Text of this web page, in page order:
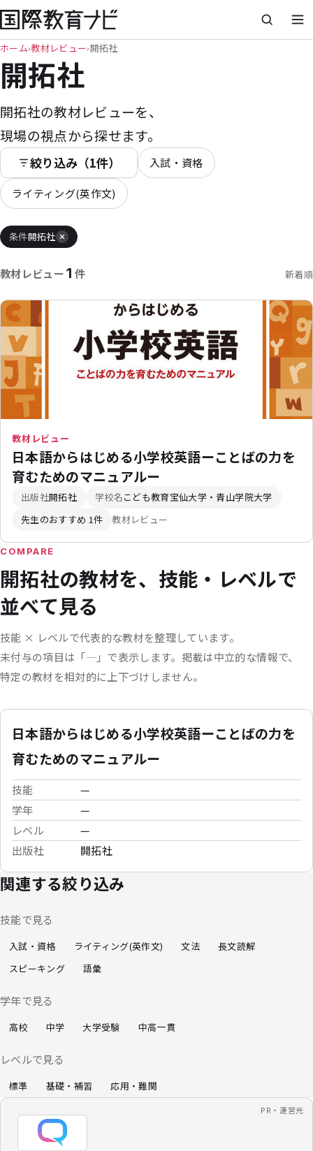
ホーム›教材レビュー›開拓社
開拓社
開拓社の教材レビューを、
現場の視点から探せます。
絞り込み（1件） 入試・資格
ライティング(英作文)
条件開拓社
教材レビュー1 件 新着順
教材レビュー
日本語からはじめる小学校英語ーことばの力を
育むためのマニュアルー
出版社開拓社 学校名こども教育宝仙大学・青山学院大学
先生のおすすめ 1件
教材レビュー
COMPARE
開拓社の教材を、技能・レベルで
並べて見る
技能 × レベルで代表的な教材を整理しています。
未付与の項目は「—」で表示します。 掲載は中立的な情報で、
特定の教材を相対的に上下づけしません。
日本語からはじめる小学校英語ーことばの力を
育むためのマニュアルー
技能
—
学年
—
レベル
—
出版社
開拓社
関連する絞り込み
技能で見る
入試・資格 ライティング(英作文) 文法
長文読解
スピーキング
語彙
学年で見る
高校 中学 大学受験 中高一貫
レベルで見る
標準 基礎・補習 応用・難関
PR・運営元